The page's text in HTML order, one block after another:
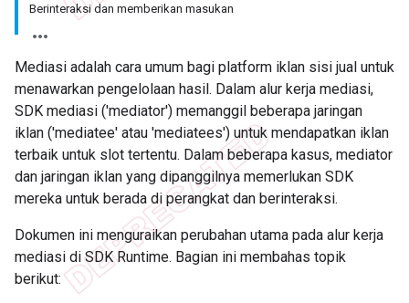
Berinteraksi dan memberikan masukan
Mediasi adalah cara umum bagi platform iklan sisi jual untuk
menawarkan pengelolaan hasil. Dalam alur kerja mediasi,
SDK mediasi ('mediator') memanggil beberapa jaringan
iklan ('mediatee' atau 'mediatees') untuk mendapatkan iklan
terbaik untuk slot tertentu. Dalam beberapa kasus, mediator
dan jaringan iklan yang dipanggilnya memerlukan SDK
mereka untuk berada di perangkat dan berinteraksi.
Dokumen ini menguraikan perubahan utama pada alur kerja
mediasi di SDK Runtime. Bagian ini membahas topik
berikut: